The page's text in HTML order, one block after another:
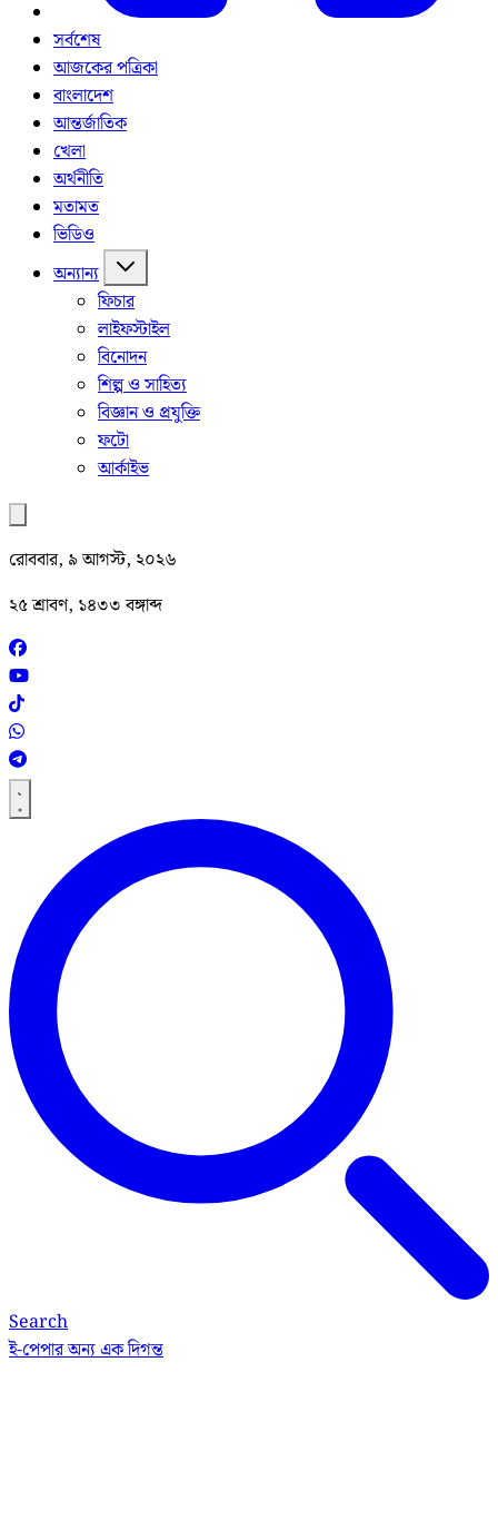
সর্বশেষ
আজকের পত্রিকা
বাংলাদেশ
আন্তর্জাতিক
খেলা
অর্থনীতি
মতামত
ভিডিও
অন্যান্য
ফিচার
লাইফস্টাইল
বিনোদন
শিল্প ও সাহিত্য
বিজ্ঞান ও প্রযুক্তি
ফটো
আর্কাইভ
রোববার, ৯ আগস্ট, ২০২৬
২৫ শ্রাবণ, ১৪৩৩ বঙ্গাব্দ
Search
ই-পেপারঅন্য এক দিগন্ত